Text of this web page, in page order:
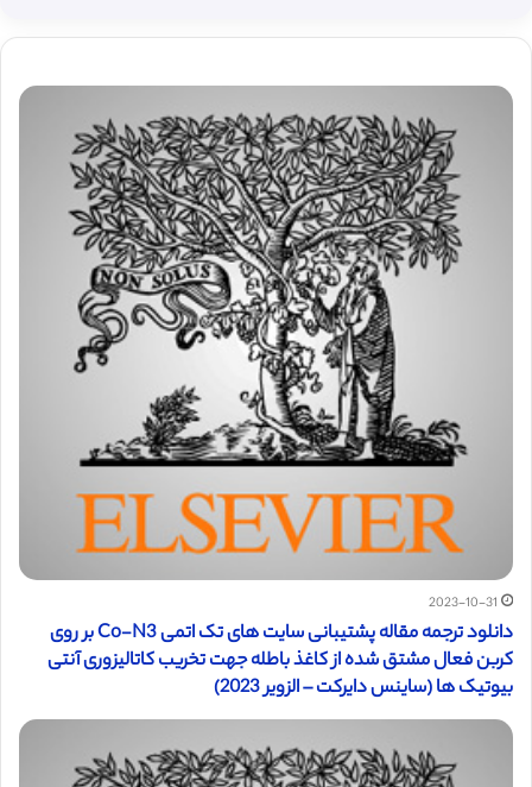
2023-10-31
دانلود ترجمه مقاله پشتیبانی سایت های تک اتمی Co-N3 بر روی
کربن فعال مشتق شده از کاغذ باطله جهت تخریب کاتالیزوری آنتی
بیوتیک ها (ساینس دایرکت – الزویر 2023)